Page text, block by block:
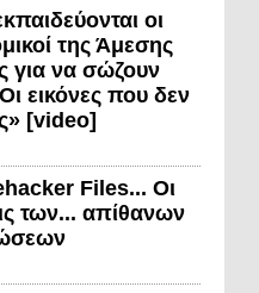
οι
της Άμεσης
για να σώζουν
εικόνες που δεν
[video]
Files... Οι
των... απίθανων